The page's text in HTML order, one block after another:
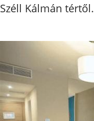
Széll Kálmán tértől.